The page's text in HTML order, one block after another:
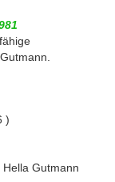
)
Gutmann